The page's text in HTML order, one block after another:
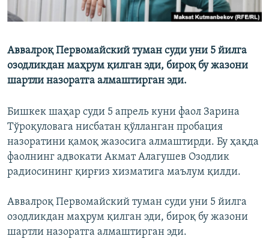
Аввалроқ Первомайский туман суди уни 5 йилга
озодликдан маҳрум қилган эди, бироқ бу жазони
шартли назоратга алмаштирган эди.
Бишкек шаҳар суди 5 апрель куни фаол Зарина
Тўроқуловага нисбатан қўлланган пробация
назоратини қамоқ жазосига алмаштирди. Бу ҳақда
фаолнинг адвокати Акмат Алагушев Озодлик
радиосининг қирғиз хизматига маълум қилди.
Аввалроқ Первомайский туман суди уни 5 йилга
озодликдан маҳрум қилган эди, бироқ бу жазони
шартли назоратга алмаштирган эди.